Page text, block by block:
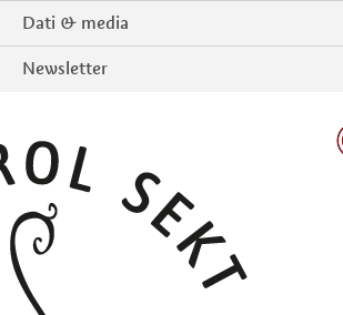
Chi siamo
Contatto
Intranet
Dati & media
Comunicati stampa
Newsletter